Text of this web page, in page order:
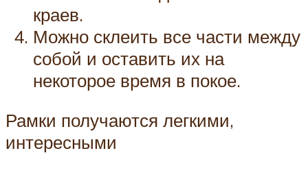
краев.
Можно склеить все части между
собой и оставить их на
некоторое время в покое.
Рамки получаются легкими,
интересными